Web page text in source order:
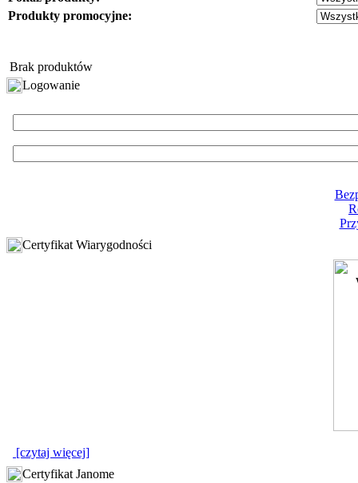
Produkty promocyjne:
Brak produktów
Logowanie
Certyfikat Wiarygodności
[czytaj więcej]
Certyfikat Janome